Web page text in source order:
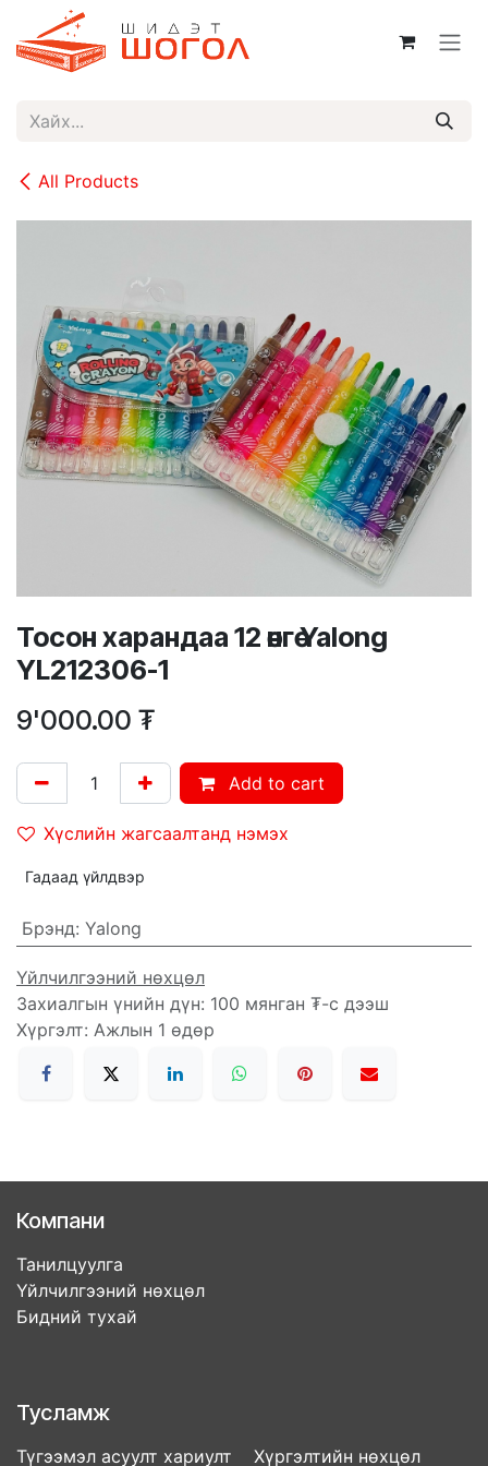
Skip to Content
All Products
Тосон харандаа 12 өнгө Yalong
YL212306-1
9'000.00 ₮
Add to cart
Хүслийн жагсаалтанд нэмэх
Гадаад үйлдвэр
Брэнд: Yalong
Үйлчилгээний нөхцөл
Захиалгын үнийн дүн: 100 мянган ₮-с дээш
Хүргэлт: Ажлын 1 өдөр
Компани
Танилцуулга
Үйлчилгээний нөхцөл
Бидний тухай
Тусламж
Түгээмэл асуулт хариулт Хүргэлтийн нөхцөл